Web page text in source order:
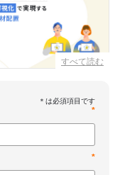
すべて読む
*
*